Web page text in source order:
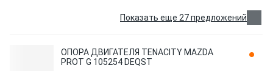
Показать еще 27 предложений
ОПОРА ДВИГАТЕЛЯ TENACITY MAZDA
PROT G 105254 DEQST